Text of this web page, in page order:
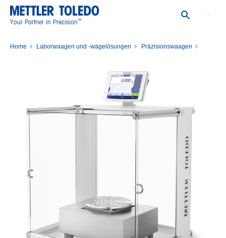
Your Partner in Precision™
Home Laborwaagen und -wägelösungen
Präzisionswaagen